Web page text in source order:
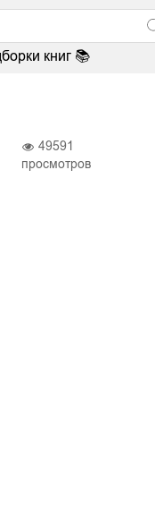
книг 📚
49591
просмотров